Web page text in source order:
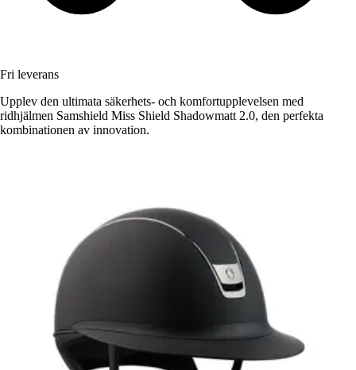
Fri leverans
Upplev den ultimata säkerhets- och komfortupplevelsen med
ridhjälmen Samshield Miss Shield Shadowmatt 2.0, den perfekta
kombinationen av innovation.